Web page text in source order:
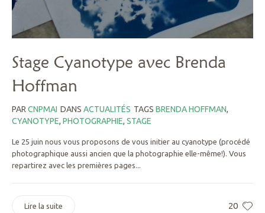
Stage Cyanotype avec Brenda
Hoffman
PARCNPMAI DANS ACTUALITÉS TAGS BRENDA HOFFMAN,
CYANOTYPE, PHOTOGRAPHIE, STAGE
Le 25 juin nous vous proposons de vous initier au cyanotype (procédé
photographique aussi ancien que la photographie elle-même!). Vous
repartirez avec les premières pages...
20
Lire la suite